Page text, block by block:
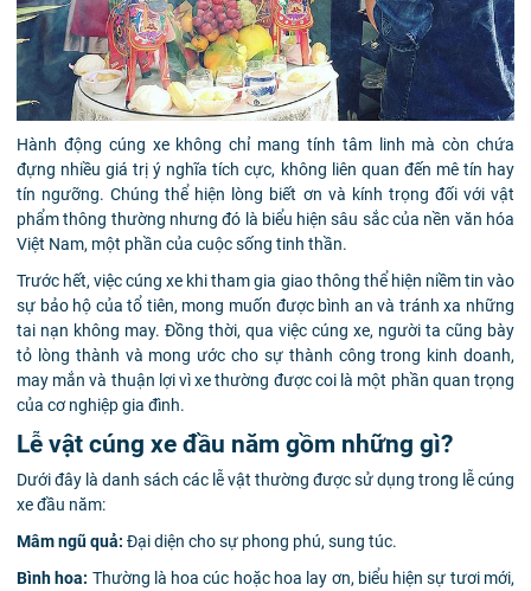
Hành động cúng xe không chỉ mang tính tâm linh mà còn chứa
đựng nhiều giá trị ý nghĩa tích cực, không liên quan đến mê tín hay
tín ngưỡng. Chúng thể hiện lòng biết ơn và kính trọng đối với vật
phẩm thông thường nhưng đó là biểu hiện sâu sắc của nền văn hóa
Việt Nam, một phần của cuộc sống tinh thần.
Trước hết, việc cúng xe khi tham gia giao thông thể hiện niềm tin vào
sự bảo hộ của tổ tiên, mong muốn được bình an và tránh xa những
tai nạn không may. Đồng thời, qua việc cúng xe, người ta cũng bày
tỏ lòng thành và mong ước cho sự thành công trong kinh doanh,
may mắn và thuận lợi vì xe thường được coi là một phần quan trọng
của cơ nghiệp gia đình.
Lễ vật cúng xe đầu năm gồm những gì?
Dưới đây là danh sách các lễ vật thường được sử dụng trong lễ cúng
xe đầu năm:
Mâm ngũ quả: Đại diện cho sự phong phú, sung túc.
Bình hoa: Thường là hoa cúc hoặc hoa lay ơn, biểu hiện sự tươi mới,